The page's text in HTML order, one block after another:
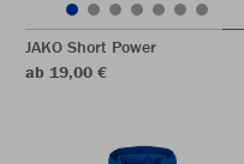
JAKO Short Power
ab 19,00 €